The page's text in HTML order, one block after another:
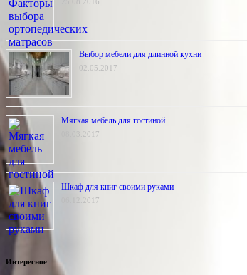
Выбор мебели для длинной кухни
02.05.2017
Мягкая мебель для гостиной
08.03.2017
Шкаф для книг своими руками
06.12.2017
Интересное